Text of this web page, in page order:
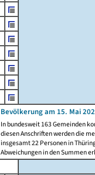
Bevölkerung am 15. Mai
In bundesweit 163 Gemeinden
diesen Anschriften werden die
insgesamt 22 Personen in
Abweichungen in den Summen